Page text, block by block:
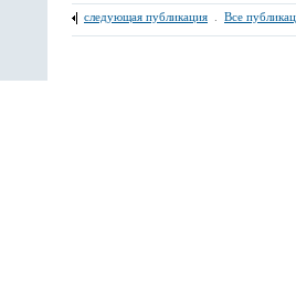
следующая публикация Все